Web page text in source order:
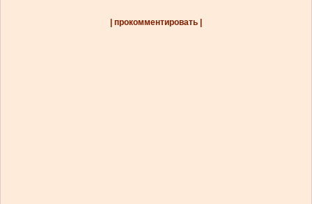
| прокомментировать |